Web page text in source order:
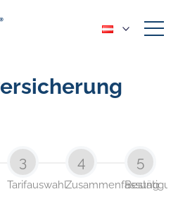
3
Tarifauswahl
4
Zusammenfassung
5